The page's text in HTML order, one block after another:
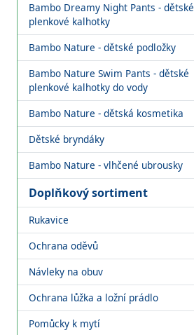
Bambo Dreamy Night Pants - dětské
plenkové kalhotky
Bambo Nature - dětské podložky
Bambo Nature Swim Pants - dětské
plenkové kalhotky do vody
Bambo Nature - dětská kosmetika
Dětské bryndáky
Bambo Nature - vlhčené ubrousky
Doplňkový sortiment
Rukavice
Ochrana oděvů
Návleky na obuv
Ochrana lůžka a ložní prádlo
Pomůcky k mytí
NITRIL S,
nepudrované,
200 ks/bal.
Kód zboží: 1999902087
skladem nad 50 KS
Kč
Vlhčené
Bambo
ks
Kód zboží:
skladem nad
58,24